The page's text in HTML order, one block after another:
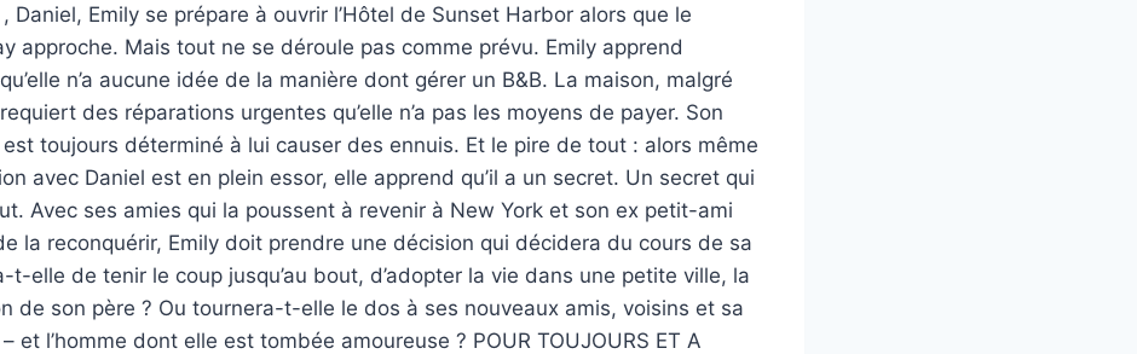
Daniel, Emily se prépare à ouvrir l’Hôtel de Sunset Harbor alors que le
approche. Mais tout ne se déroule pas comme prévu. Emily apprend
n’a aucune idée de la manière dont gérer un B&B. La maison, malgré
des réparations urgentes qu’elle n’a pas les moyens de payer. Son
toujours déterminé à lui causer des ennuis. Et le pire de tout : alors même
avec Daniel est en plein essor, elle apprend qu’il a un secret. Un secret qui
Avec ses amies qui la poussent à revenir à New York et son ex petit-ami
la reconquérir, Emily doit prendre une décision qui décidera du cours de sa
t-elle de tenir le coup jusqu’au bout, d’adopter la vie dans une petite ville, la
de son père ? Ou tournera-t-elle le dos à ses nouveaux amis, voisins et sa
et l’homme dont elle est tombée amoureuse ? POUR TOUJOURS ET A